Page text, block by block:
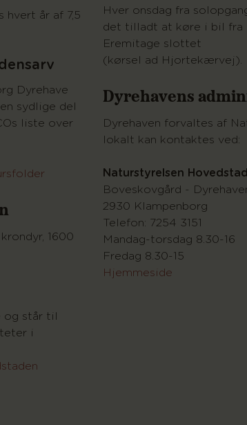
hvert år af 7,5
Dyrehave
sydlige del
liste over
1600
og står til
i
Hver onsdag fra
det tilladt at køre i bil
Eremitage slottet
(kørsel ad Hjortekærvej).
Dyrehavens
Dyrehaven forvaltes af
lokalt kan kontaktes ved:
Naturstyrelsen
Boveskovgård -
2930 Klampenborg
Telefon: 7254 3151
Mandag-torsdag 8.30-16
Fredag 8.30-15
Hjemmeside